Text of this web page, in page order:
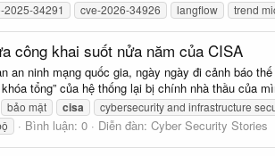
2025-34291 cve-2026-34926 langflow trend
công khai suốt nửa năm của CISA
an ninh mạng quốc gia, ngày ngày đi cảnh báo
tổng” của hệ thống lại bị chính nhà thầu của
bảo mật cisa cybersecurity and infrastructure
Bình luận: 0 Diễn đàn: Cyber Security Stories